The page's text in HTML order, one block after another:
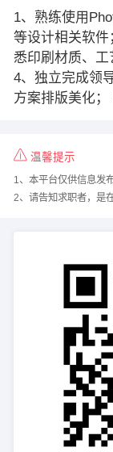
1、熟练使用
等设计相关软
悉印刷材质、工
4、独立完成领
方案排版美化；
温馨提示
1、本平台仅供信息发
2、请告知求职者，是